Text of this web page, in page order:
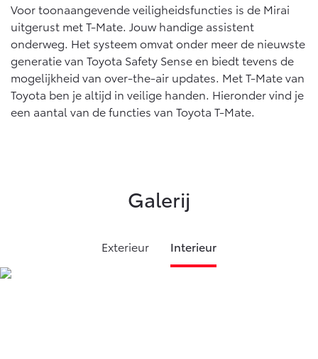
Vanaf € 46.301,- Vanaf € 56.570,-
Land Cruiser (excl. BTW)
Voor toonaangevende veiligheidsfuncties is de Mirai
uitgerust met T-Mate. Jouw handige assistent
onderweg. Het systeem omvat onder meer de nieuwste
generatie van Toyota Safety Sense en biedt tevens de
mogelijkheid van over-the-air updates. Met T-Mate van
Toyota ben je altijd in veilige handen. Hieronder vind je
een aantal van de functies van Toyota T-Mate.
Galerij
Exterieur Interieur